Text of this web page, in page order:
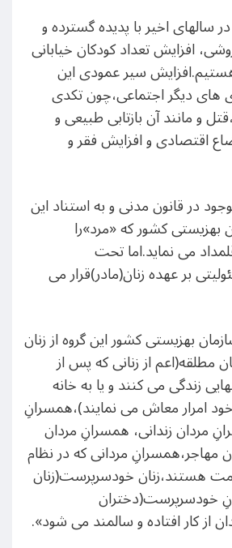
اخیر با پدیده گسترده و
افزایش تعداد کودکان خیابانی
هستیم.افزایش سیر عمودی این
های دیگر اجتماعی،چون تکدی
و مانند آن بازتابی طبیعی و
اقتصادی و افزایش فقر و
در قانون مدنی و به استناد این
بهزیستی کشور که «مرد»را
می نماید.اما تحت
بر عهده زنان(مادر)قرار می
بهزیستی کشور این گروه از زنان
مطلقه(اعم از زنانی که پس از
زندگی می کنند و یا به خانه
امرار معاش می نمایند)،همسرانِ
مردان زندانی، همسرانِ مردان
مهاجر،همسرانِ مردانی که در نظام
هستند،زنان خودسرپرست(زنان
خودسرپرست(دختران
از کار افتاده و سالمند می شود».